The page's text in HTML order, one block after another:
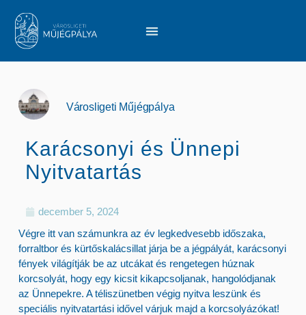
Városligeti Műjégpálya
Karácsonyi és Ünnepi
Nyitvatartás
december 5, 2024
Végre itt van számunkra az év legkedvesebb időszaka,
forraltbor és kürtőskalácsillat járja be a jégpályát, karácsonyi
fények világítják be az utcákat és rengetegen húznak
korcsolyát, hogy egy kicsit kikapcsoljanak, hangolódjanak
az Ünnepekre. A téliszünetben végig nyitva leszünk és
speciális nyitvatartási idővel várjuk majd a korcsolyázókat!